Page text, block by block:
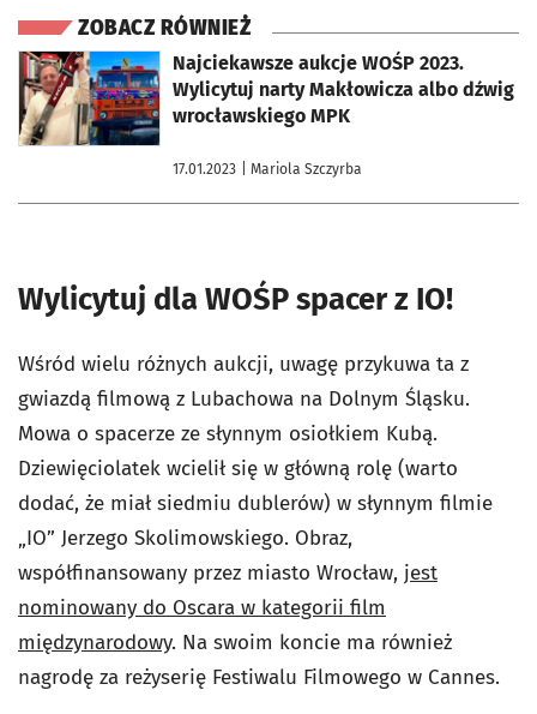
ZOBACZ RÓWNIEŻ
Najciekawsze aukcje WOŚP 2023.
Wylicytuj narty Makłowicza albo dźwig
wrocławskiego MPK
17.01.2023 | Mariola Szczyrba
otworzy się w nowej karcie
Wylicytuj dla WOŚP spacer z IO!
Wśród wielu różnych aukcji, uwagę przykuwa ta z
gwiazdą filmową z Lubachowa na Dolnym Śląsku.
Mowa o spacerze ze słynnym osiołkiem Kubą.
Dziewięciolatek wcielił się w główną rolę (warto
dodać, że miał siedmiu dublerów) w słynnym filmie
„IO” Jerzego Skolimowskiego. Obraz,
współfinansowany przez miasto Wrocław, jest
nominowany do Oscara w kategorii film
międzynarodowy. Na swoim koncie ma również
nagrodę za reżyserię Festiwalu Filmowego w Cannes.